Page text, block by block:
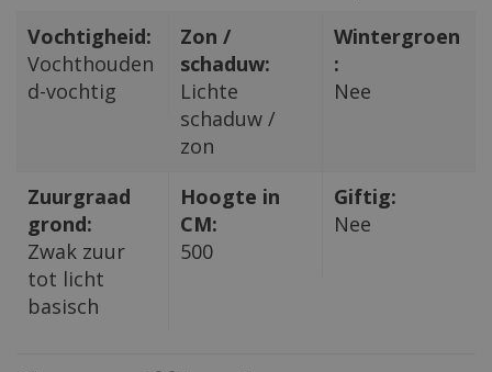
Vochtigheid:
Vochthouden
d-vochtig
Zon /
schaduw:
Lichte
schaduw /
zon
Wintergroen
:
Nee
Zuurgraad
grond:
Zwak zuur
tot licht
basisch
Hoogte in
CM:
500
Giftig:
Nee